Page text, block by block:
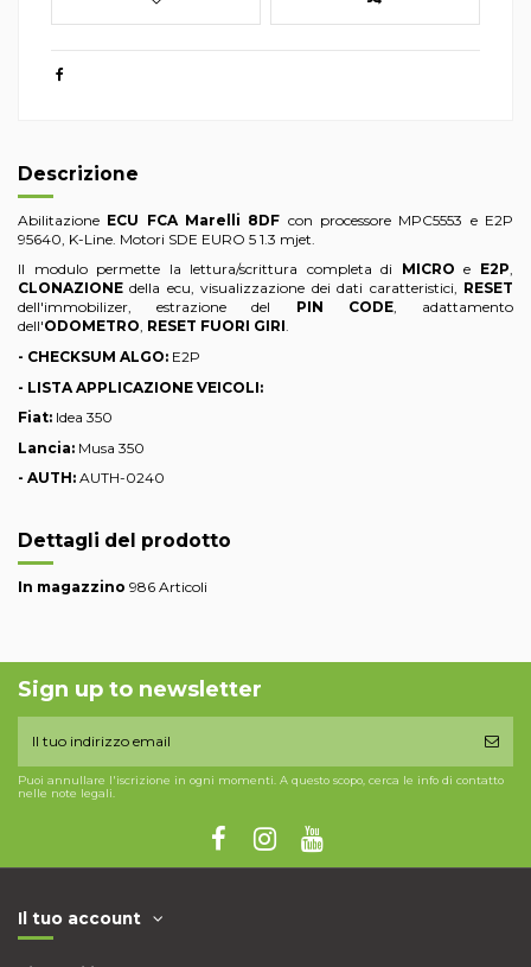
Descrizione
Abilitazione ECU FCA Marelli 8DF con processore MPC5553 e E2P
95640, K-Line. Motori SDE EURO 5 1.3 mjet.
Il modulo permette la lettura/scrittura completa di MICRO e E2P,
CLONAZIONE della ecu, visualizzazione dei dati caratteristici, RESET
dell'immobilizer, estrazione del PIN CODE, adattamento
dell'ODOMETRO, RESET FUORI GIRI.
- CHECKSUM ALGO: E2P
- LISTA APPLICAZIONE VEICOLI:
Fiat: Idea 350
Lancia: Musa 350
- AUTH: AUTH-0240
Dettagli del prodotto
In magazzino 986 Articoli
Sign up to newsletter
Puoi annullare l'iscrizione in ogni momenti. A questo scopo, cerca le info di contatto
nelle note legali.
Il tuo account